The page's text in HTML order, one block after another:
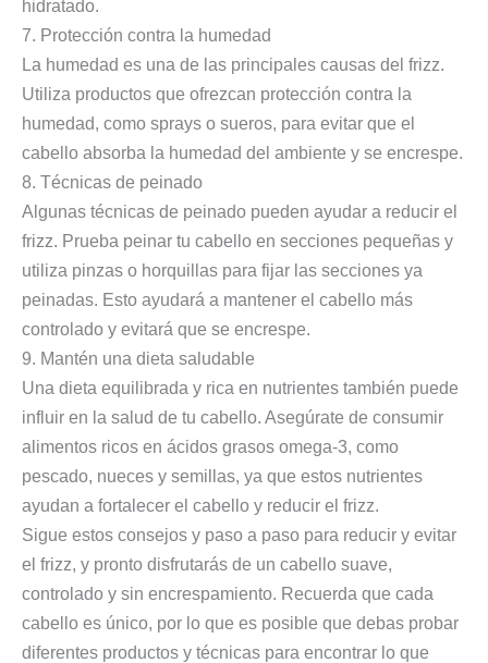
hidratado.
7. Protección contra la humedad
La humedad es una de las principales causas del frizz.
Utiliza productos que ofrezcan protección contra la
humedad, como sprays o sueros, para evitar que el
cabello absorba la humedad del ambiente y se encrespe.
8. Técnicas de peinado
Algunas técnicas de peinado pueden ayudar a reducir el
frizz. Prueba peinar tu cabello en secciones pequeñas y
utiliza pinzas o horquillas para fijar las secciones ya
peinadas. Esto ayudará a mantener el cabello más
controlado y evitará que se encrespe.
9. Mantén una dieta saludable
Una dieta equilibrada y rica en nutrientes también puede
influir en la salud de tu cabello. Asegúrate de consumir
alimentos ricos en ácidos grasos omega-3, como
pescado, nueces y semillas, ya que estos nutrientes
ayudan a fortalecer el cabello y reducir el frizz.
Sigue estos consejos y paso a paso para reducir y evitar
el frizz, y pronto disfrutarás de un cabello suave,
controlado y sin encrespamiento. Recuerda que cada
cabello es único, por lo que es posible que debas probar
diferentes productos y técnicas para encontrar lo que